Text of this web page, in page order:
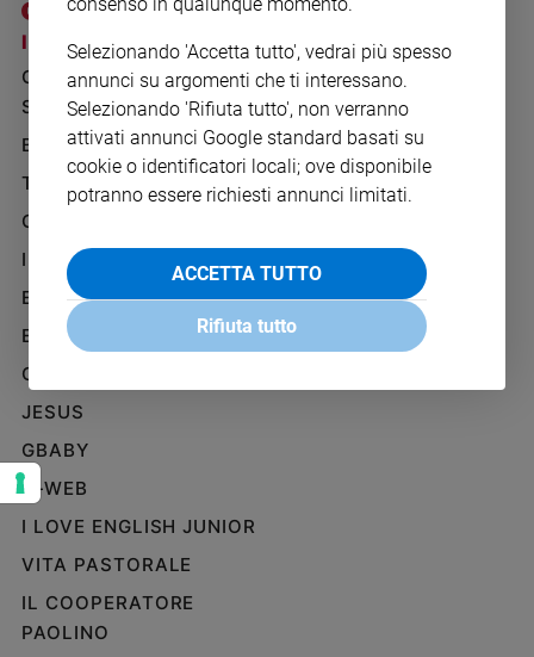
giorno
Società
e
valori
Ambiente
Creato
Volontariato
Diritti
Aziende
di
valore
della
settimana
Migranti
Diversità
e
inclusione
Costume
Cultura
e
I SITI SAN PAOLO
GRUPPO EDITORIALE
SAN PAOLO
BENESSERE
TELENOVA
GAZZETTA D'ALBA
IL GIORNALINO
EDICOLA SAN PAOLO
EDIZIONI SAN PAOLO
CREDERE
JESUS
GBABY
G-WEB
I LOVE ENGLISH JUNIOR
VITA PASTORALE
IL COOPERATORE
PAOLINO
NOTE LEGALI
PRIVACY POLICY
INFORMATIVA
WHISTLEBLOWING
SOCIAL
consenso in qualunque momento.
Selezionando 'Accetta tutto', vedrai più spesso
annunci su argomenti che ti interessano.
Selezionando 'Rifiuta tutto', non verranno
attivati annunci Google standard basati su
cookie o identificatori locali; ove disponibile
potranno essere richiesti annunci limitati.
ACCETTA TUTTO
Rifiuta tutto